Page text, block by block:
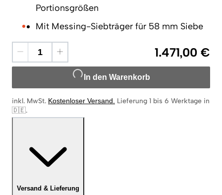
Portionsgrößen
Mit Messing-Siebträger für 58 mm Siebe
1.471,00 €
In den Warenkorb
inkl. MwSt. Kostenloser Versand. Lieferung 1 bis 6 Werktage in
🇩🇪.
Versand & Lieferung